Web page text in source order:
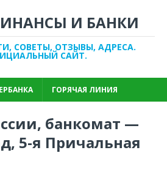
И БАНКИ
СОВЕТЫ, ОТЗЫВЫ, АДРЕСА.
САЙТ.
ГОРЯЧАЯ ЛИНИЯ
банкомат —
5-я Причальная